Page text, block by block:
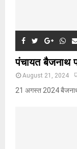
पंचायत बैजनाथ
August 21, 2024
21 अगस्त 2024 बैजनाथ